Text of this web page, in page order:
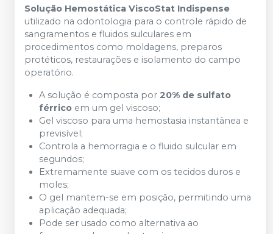
Solução Hemostática ViscoStat Indispense
utilizado na odontologia para o controle rápido de
sangramentos e fluidos sulculares em
procedimentos como moldagens, preparos
protéticos, restaurações e isolamento do campo
operatório.
A solução é composta por 20% de sulfato
férrico em um gel viscoso;
Gel viscoso para uma hemostasia instantânea e
previsível;
Controla a hemorragia e o fluido sulcular em
segundos;
Extremamente suave com os tecidos duros e
moles;
O gel mantem-se em posição, permitindo uma
aplicação adequada;
Pode ser usado como alternativa ao